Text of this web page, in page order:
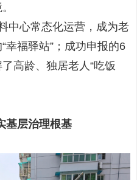
心常态化运营，成为老
幸福驿站”；成功申报的6
高龄、独居老人“吃饭
基层治理根基